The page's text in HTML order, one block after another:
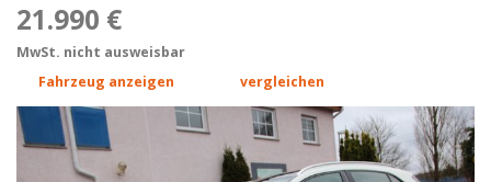
21.990 €
MwSt. nicht ausweisbar
Fahrzeug anzeigen
vergleichen